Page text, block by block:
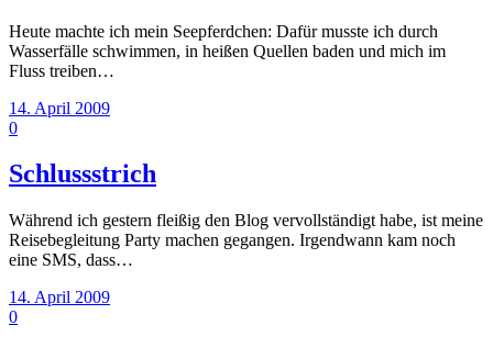
Heute machte ich mein Seepferdchen: Dafür musste ich durch
Wasserfälle schwimmen, in heißen Quellen baden und mich im
Fluss treiben…
14. April 2009
0
Schlussstrich
Während ich gestern fleißig den Blog vervollständigt habe, ist meine
Reisebegleitung Party machen gegangen. Irgendwann kam noch
eine SMS, dass…
14. April 2009
0